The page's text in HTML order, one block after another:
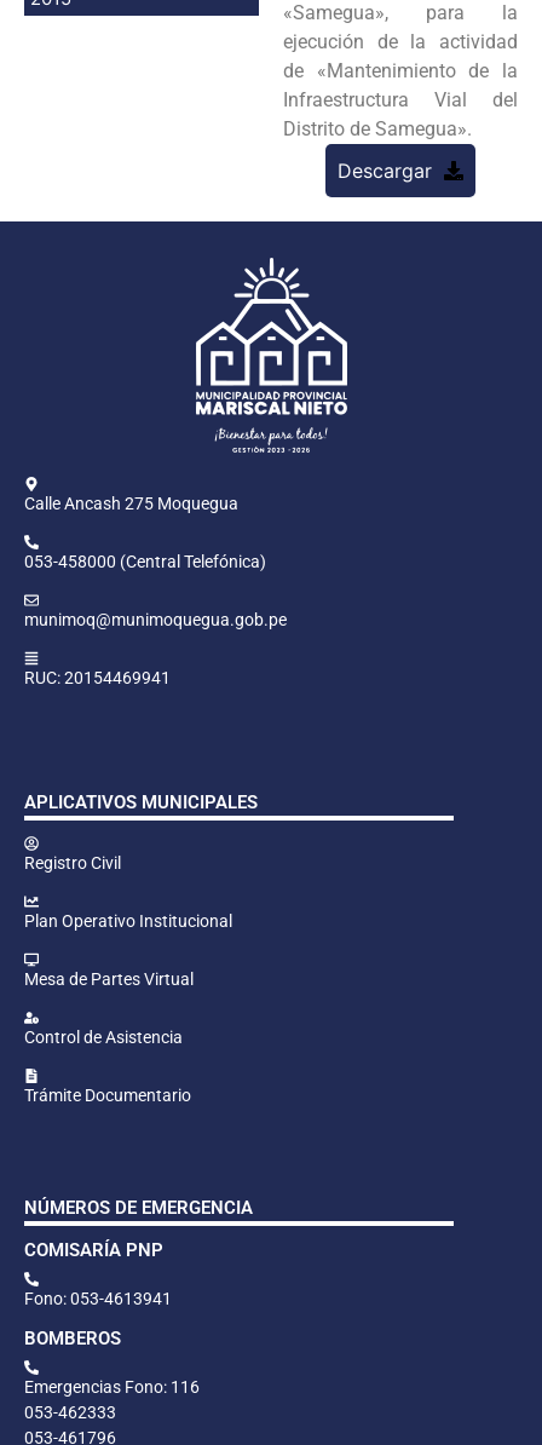
«Samegua», para la
ejecución de la actividad
de «Mantenimiento de la
Infraestructura Vial del
Distrito de Samegua».
Descargar
Calle Ancash 275 Moquegua
053-458000 (Central Telefónica)
munimoq@munimoquegua.gob.pe
RUC: 20154469941
APLICATIVOS MUNICIPALES
Registro Civil
Plan Operativo Institucional
Mesa de Partes Virtual
Control de Asistencia
Trámite Documentario
NÚMEROS DE EMERGENCIA
COMISARÍA PNP
Fono: 053-4613941
BOMBEROS
Emergencias Fono: 116
053-462333
053-461796